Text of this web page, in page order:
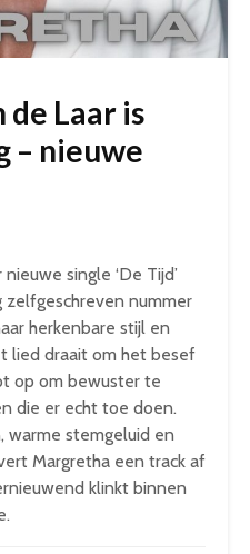
Laar is
– nieuwe
single ‘De Tijd’
nummer
herkenbare stijl en
lied draait om het besef
op om bewuster te
die er echt toe doen.
warme stemgeluid en
Margretha een track af
klinkt binnen